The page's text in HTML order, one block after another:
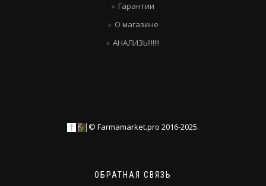
Гарантии
О магазине
АНАЛИЗЫ!!!!!!
© Farmamarket.pro 2016-2025.
ОБРАТНАЯ СВЯЗЬ